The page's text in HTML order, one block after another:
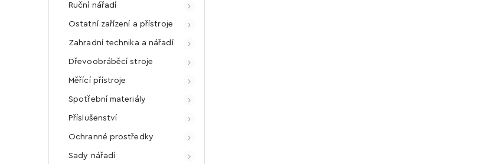
Ruční nářadí
Ostatní zařízení a přístroje
Zahradní technika a nářadí
Dřevoobráběcí stroje
Měřící přístroje
Spotřební materiály
Příslušenství
Ochranné prostředky
Sady nářadí